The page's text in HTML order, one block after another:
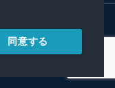
同意する